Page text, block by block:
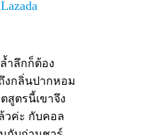
ำลึกก็ต้อง
งกลิ่นปากหอม
สูตรนี้เขาจึง
วค่ะ กับคอล